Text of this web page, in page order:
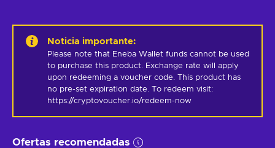
Noticia importante:
Please note that Eneba Wallet funds cannot be used
to purchase this product. Exchange rate will apply
upon redeeming a voucher code. This product has
no pre-set expiration date. To redeem visit:
https://cryptovoucher.io/redeem-now
Ofertas recomendadas